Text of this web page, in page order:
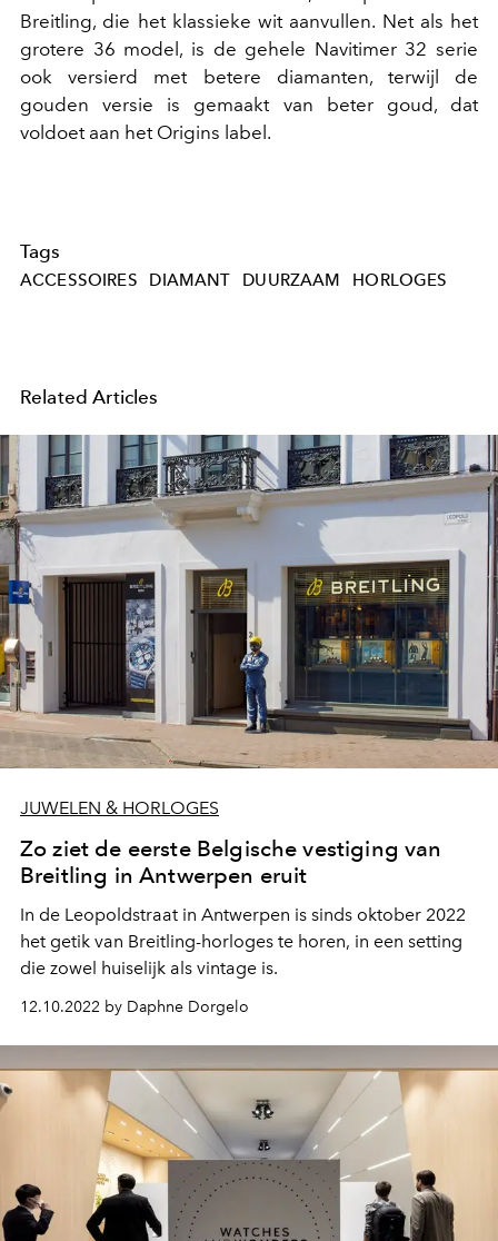
Breitling, die het klassieke wit aanvullen. Net als het
grotere 36 model, is de gehele Navitimer 32 serie
ook versierd met betere diamanten, terwijl de
gouden versie is gemaakt van beter goud, dat
voldoet aan het Origins label.
Tags
ACCESSOIRES DIAMANT DUURZAAM HORLOGES
Related Articles
JUWELEN & HORLOGES
Zo ziet de eerste Belgische vestiging van
Breitling in Antwerpen eruit
In de Leopoldstraat in Antwerpen is sinds oktober 2022
het getik van Breitling-horloges te horen, in een setting
die zowel huiselijk als vintage is.
12.10.2022 by Daphne Dorgelo